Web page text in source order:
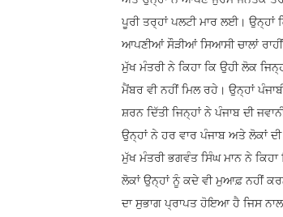
ਪੂਰੀ ਤਰ੍ਹਾਂ ਪਲਟੀ ਮਾਰ ਲਈ। ਉਨ੍ਹਾਂ
ਆਪਣੀਆਂ ਸੌੜੀਆਂ ਸਿਆਸੀ ਚਾਲਾਂ
ਮੁੱਖ ਮੰਤਰੀ ਨੇ ਕਿਹਾ ਕਿ ਉਹੀ ਲੋਕ
ਮੈਂਬਰ ਵੀ ਨਹੀਂ ਮਿਲ ਰਹੇ। ਉਨ੍ਹਾਂ
ਸ਼ਰਨ ਦਿੱਤੀ ਜਿਨ੍ਹਾਂ ਨੇ ਪੰਜਾਬ ਦੀ
ਉਨ੍ਹਾਂ ਨੇ ਹਰ ਵਾਰ ਪੰਜਾਬ ਅਤੇ ਲੋਕਾਂ
ਮੁੱਖ ਮੰਤਰੀ ਭਗਵੰਤ ਸਿੰਘ ਮਾਨ ਨੇ
ਲੋਕਾਂ ਉਨ੍ਹਾਂ ਨੂੰ ਕਦੇ ਵੀ ਮੁਆਫ਼ ਨਹੀਂ
ਦਾ ਸੁਭਾਗ ਪ੍ਰਾਪਤ ਹੋਇਆ ਹੈ ਜਿਸ